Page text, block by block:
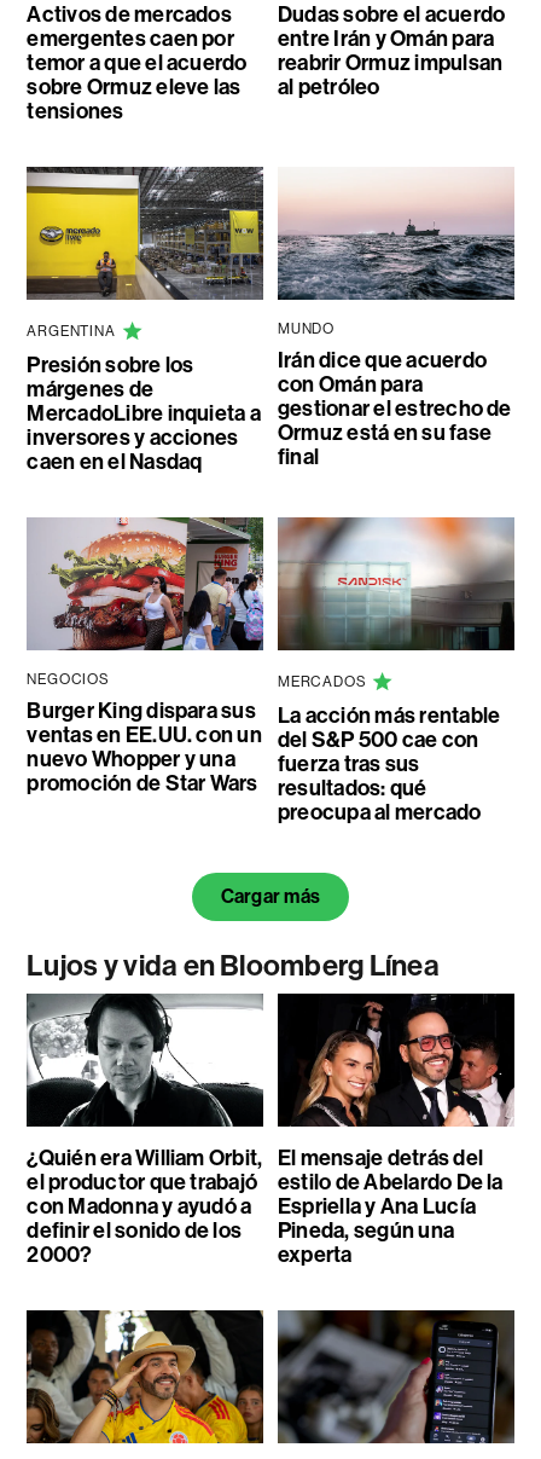
Activos de mercados
emergentes caen por
temor a que el acuerdo
sobre Ormuz eleve las
tensiones
Dudas sobre el acuerdo
entre Irán y Omán para
reabrir Ormuz impulsan
al petróleo
ARGENTINA
Presión sobre los
márgenes de
MercadoLibre inquieta a
inversores y acciones
caen en el Nasdaq
MUNDO
Irán dice que acuerdo
con Omán para
gestionar el estrecho de
Ormuz está en su fase
final
NEGOCIOS
Burger King dispara sus
ventas en EE.UU. con un
nuevo Whopper y una
promoción de Star Wars
MERCADOS
La acción más rentable
del S&P 500 cae con
fuerza tras sus
resultados: qué
preocupa al mercado
Cargar más
Lujos y vida en Bloomberg Línea
¿Quién era William Orbit,
el productor que trabajó
con Madonna y ayudó a
definir el sonido de los
2000?
El mensaje detrás del
estilo de Abelardo De la
Espriella y Ana Lucía
Pineda, según una
experta